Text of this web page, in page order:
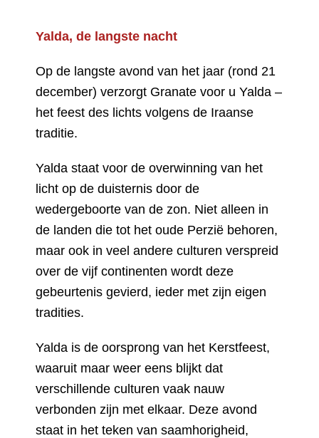
Yalda, de langste nacht
Op de langste avond van het jaar (rond 21
december) verzorgt Granate voor u Yalda –
het feest des lichts volgens de Iraanse
traditie.
Yalda staat voor de overwinning van het
licht op de duisternis door de
wedergeboorte van de zon. Niet alleen in
de landen die tot het oude Perzië behoren,
maar ook in veel andere culturen verspreid
over de vijf continenten wordt deze
gebeurtenis gevierd, ieder met zijn eigen
tradities.
Yalda is de oorsprong van het Kerstfeest,
waaruit maar weer eens blijkt dat
verschillende culturen vaak nauw
verbonden zijn met elkaar. Deze avond
staat in het teken van saamhorigheid,